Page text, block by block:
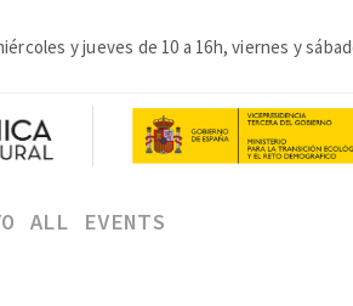
y jueves de 10 a 16h, viernes y
ALL EVENTS